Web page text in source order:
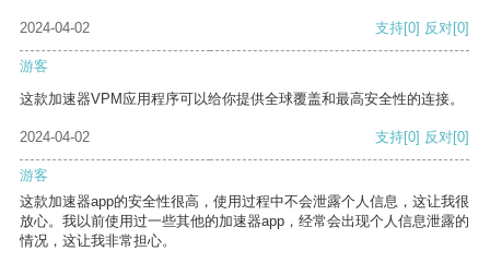
2024-04-02 支持[0] 反对[0]
游客
这款加速器VPM应用程序可以给你提供全球覆盖和最高安全性的连接。
2024-04-02 支持[0] 反对[0]
游客
这款加速器app的安全性很高，使用过程中不会泄露个人信息，这让我很
放心。我以前使用过一些其他的加速器app，经常会出现个人信息泄露的
情况，这让我非常担心。